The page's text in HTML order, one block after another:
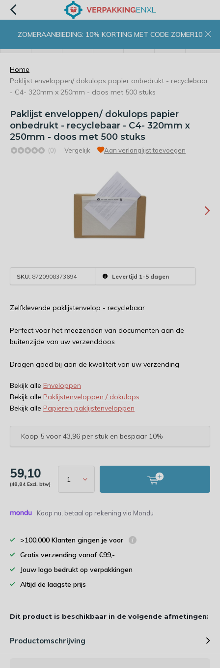
ZOMERAANBIEDING: 10% KORTING MET CODE ZOMER10
Home
Paklijst enveloppen/ dokulops papier onbedrukt - recyclebaar
- C4- 320mm x 250mm - doos met 500 stuks
Paklijst enveloppen/ dokulops papier
onbedrukt - recyclebaar - C4- 320mm x
250mm - doos met 500 stuks
(0) Vergelijk Aan verlanglijst toevoegen
SKU: 8720908373694 Levertijd 1-5 dagen
Zelfklevende paklijstenvelop - recyclebaar
Perfect voor het meezenden van documenten aan de
buitenzijde van uw verzenddoos
Dragen goed bij aan de kwaliteit van uw verzending
Bekijk alle Enveloppen
Bekijk alle Paklijstenveloppen / dokulops
Bekijk alle Papieren paklijstenveloppen
Koop 5 voor 43,96 per stuk en bespaar 10%
59,10
(48,84 Excl. btw)
Koop nu, betaal op rekening via Mondu
>100.000 Klanten gingen je voor
Gratis verzending vanaf €99,-
Jouw logo bedrukt op verpakkingen
Altijd de laagste prijs
Dit product is beschikbaar in de volgende afmetingen:
Productomschrijving